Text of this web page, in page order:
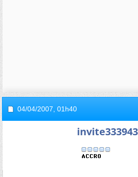
04/04/2007, 01h40